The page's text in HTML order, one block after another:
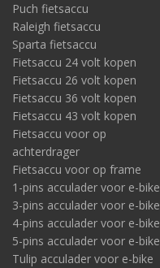
Puch fietsaccu
Raleigh fietsaccu
Sparta fietsaccu
Fietsaccu 24 volt kopen
Fietsaccu 26 volt kopen
Fietsaccu 36 volt kopen
Fietsaccu 43 volt kopen
Fietsaccu voor op
achterdrager
Fietsaccu voor op frame
1-pins acculader voor e-bike
3-pins acculader voor e-bike
4-pins acculader voor e-bike
5-pins acculader voor e-bike
Tulip acculader voor e-bike